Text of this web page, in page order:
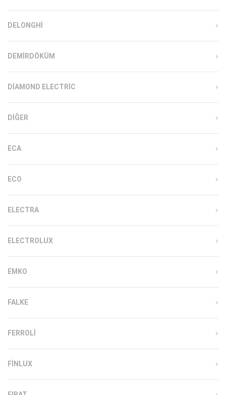
DELONGHI
DEMIRDÖKÜM
DIAMOND ELECTRIC
DIĞER
ECA
ECO
ELECTRA
ELECTROLUX
EMKO
FALKE
FERROLI
FINLUX